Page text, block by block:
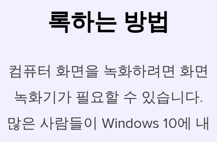
록하는 방법
컴퓨터 화면을 녹화하려면 화면
녹화기가 필요할 수 있습니다.
많은 사람들이 Windows 10에 내